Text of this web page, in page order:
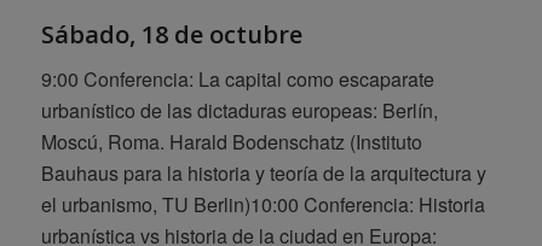
Sábado, 18 de octubre
9:00 Conferencia: La capital como escaparate
urbanístico de las dictaduras europeas: Berlín,
Moscú, Roma. Harald Bodenschatz (Instituto
Bauhaus para la historia y teoría de la arquitectura y
el urbanismo, TU Berlin)10:00 Conferencia: Historia
urbanística vs historia de la ciudad en Europa: